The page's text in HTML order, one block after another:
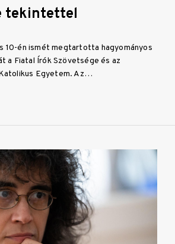
tekintettel
10-én ismét megtartotta hagyományos
a Fiatal Írók Szövetsége és az
Egyetem. Az…